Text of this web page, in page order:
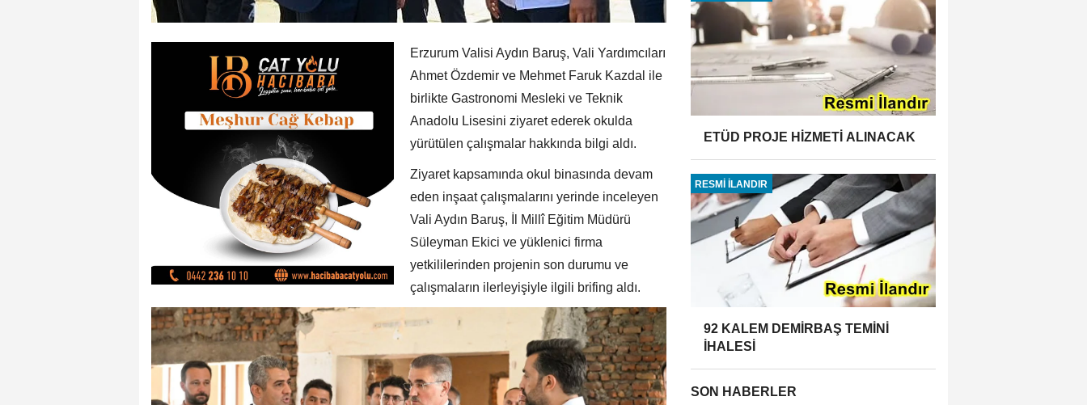
Erzurum Valisi Aydın Baruş, Vali Yardımcıları
Ahmet Özdemir ve Mehmet Faruk Kazdal ile
birlikte Gastronomi Mesleki ve Teknik
Anadolu Lisesini ziyaret ederek okulda
yürütülen çalışmalar hakkında bilgi aldı.
Ziyaret kapsamında okul binasında devam
eden inşaat çalışmalarını yerinde inceleyen
Vali Aydın Baruş, İl Millî Eğitim Müdürü
Süleyman Ekici ve yüklenici firma
yetkililerinden projenin son durumu ve
çalışmaların ilerleyişiyle ilgili brifing aldı.
ETÜD PROJE HİZMETİ ALINACAK
RESMİ İLANDIR
92 KALEM DEMİRBAŞ TEMİNİ
İHALESİ
SON HABERLER